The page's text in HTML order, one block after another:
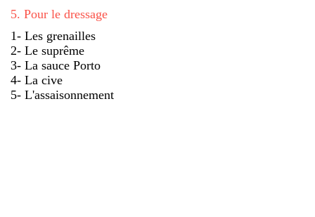
5. Pour le dressage
1- Les grenailles
2- Le suprême
3- La sauce Porto
4- La cive
5- L'assaisonnement